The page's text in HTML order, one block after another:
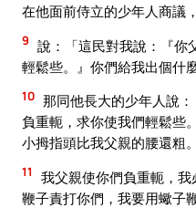
在他面前侍立的少年人商議，
9 說：「這民對我說：『你
輕鬆些。』你們給我出個什
10 那同他長大的少年人說
負重軛，求你使我們輕鬆些
小拇指頭比我父親的腰還粗。
11
我父親使你們負重軛，
鞭子責打你們，我要用蠍子